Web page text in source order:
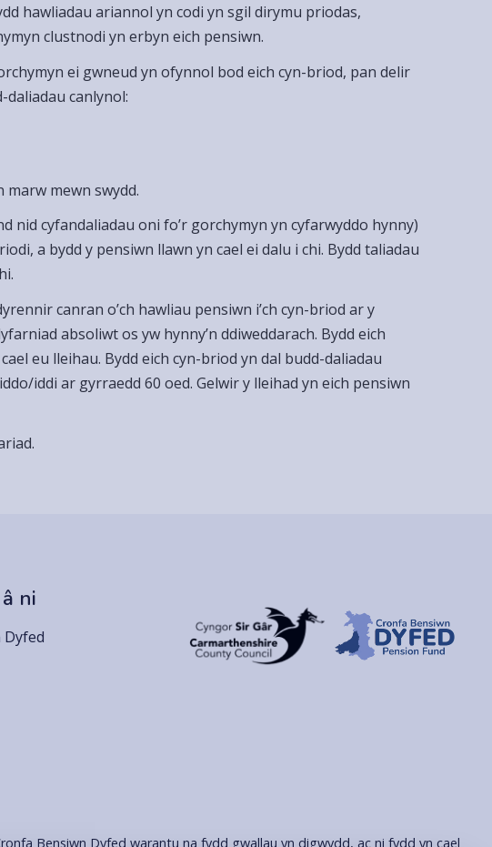
hawliadau ariannol yn codi yn sgil dirymu priodas,
clustnodi yn erbyn eich pensiwn.
ei gwneud yn ofynnol bod eich cyn-briod, pan delir
daliadau canlynol:
mewn swydd.
nid cyfandaliadau oni fo’r gorchymyn yn cyfarwyddo hynny)
a bydd y pensiwn llawn yn cael ei dalu i chi. Bydd taliadau
canran o’ch hawliau pensiwn i’ch cyn-briod ar y
absoliwt os yw hynny’n ddiweddarach. Bydd eich
eu lleihau. Bydd eich cyn-briod yn dal budd-daliadau
iddi ar gyrraedd 60 oed. Gelwir y lleihad yn eich pensiwn
ni
Bensiwn Dyfed warantu na fydd gwallau yn digwydd, ac ni fydd yn cael